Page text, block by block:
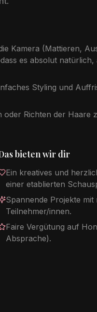
Kamera (Mattieren,
es absolut
Styling und
Richten der Haare
bieten wir dir
Ein kreatives und
einer etablierten
Spannende Projekte mit
Teilnehmer/innen.
Faire Vergütung auf
Absprache).